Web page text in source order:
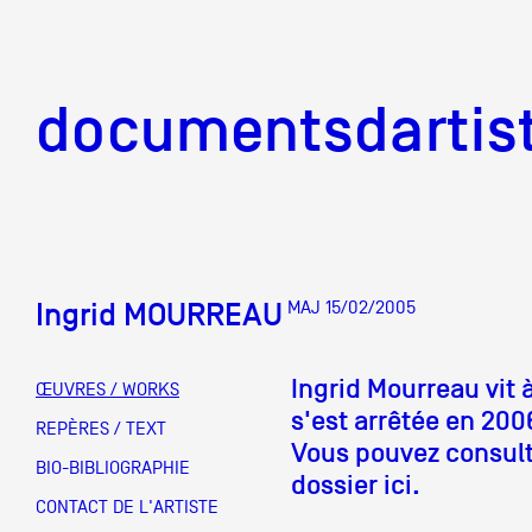
Mission
Équipe
Ingrid MOURREAU MAJ 15/02/2005
ŒUVRES / WORKS
REPÈRES / TEXT
BIO-BIBLIOGRAPHIE
CONTACT DE L'ARTISTE
Ingrid Mourreau vit
s'est arrêtée en
Vous pouvez
dossier ici.